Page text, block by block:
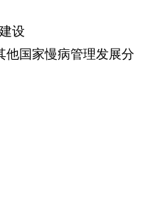
设
他国家慢病管理发展分